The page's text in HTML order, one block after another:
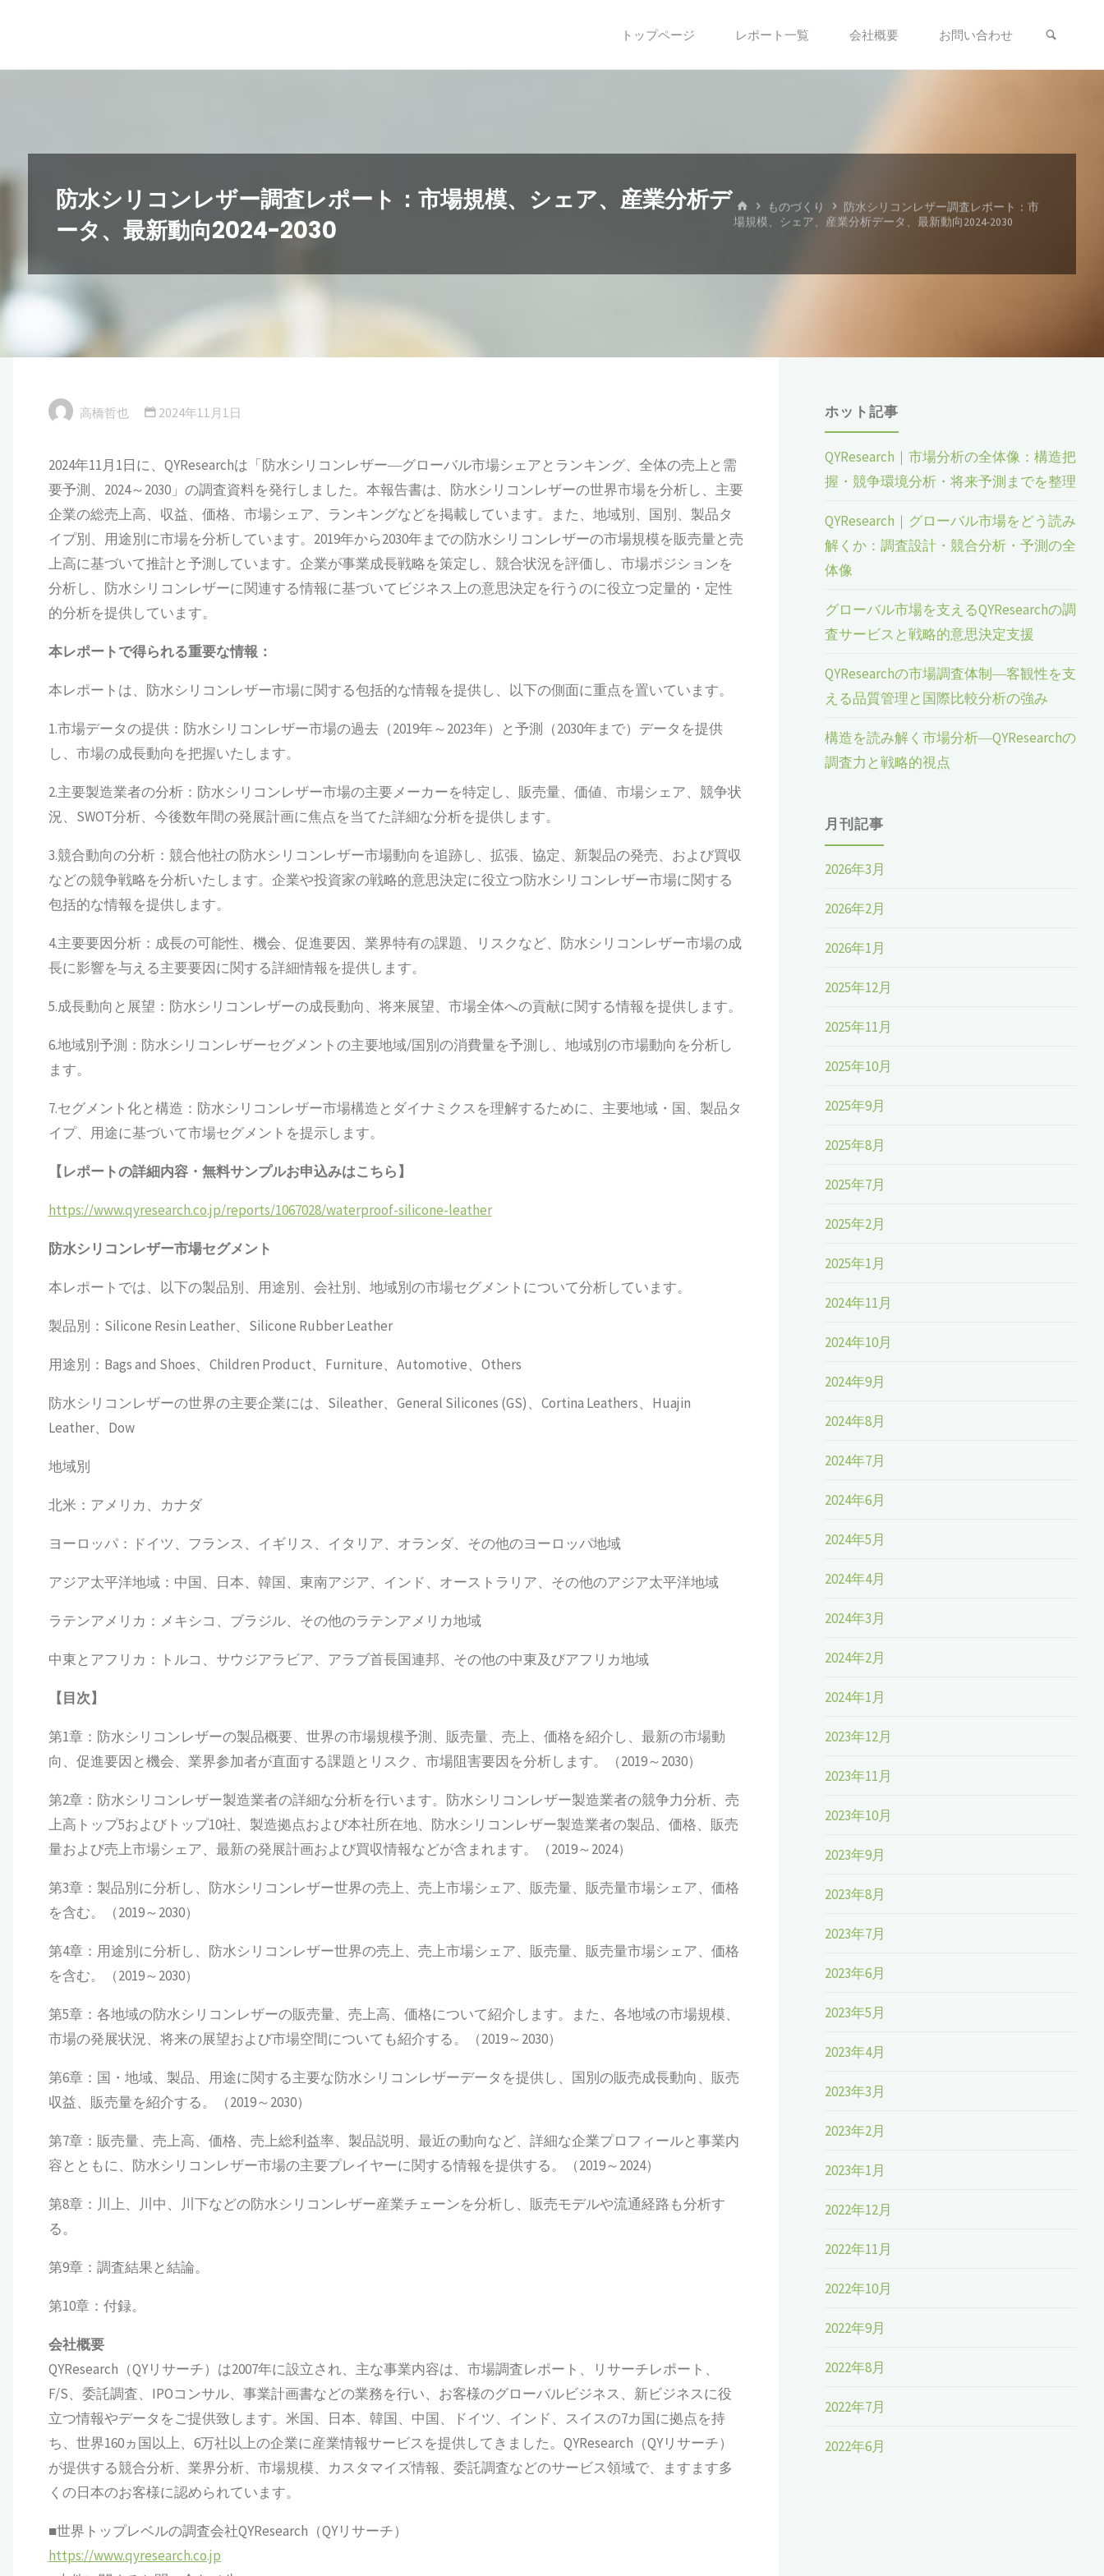
キ
トップページ レポート一覧 会社概要 お問い合わせ
防水シリコンレザー調査レポート：市場規模、シェア、産業分析デ
ータ、最新動向2024-2030
ホ
ー
ものづくり
防水シリコンレザー調査レポート：市
場規模、シェア、産業分析データ、最新動向2024-2030
高橋哲也 2024年11月1日
2024年11月1日に、QYResearchは「防水シリコンレザー―グローバル市場シェアとランキング、全体の売上と需
要予測、2024～2030」の調査資料を発行しました。本報告書は、防水シリコンレザーの世界市場を分析し、主要
企業の総売上高、収益、価格、市場シェア、ランキングなどを掲載しています。また、地域別、国別、製品タ
イプ別、用途別に市場を分析しています。2019年から2030年までの防水シリコンレザーの市場規模を販売量と売
上高に基づいて推計と予測しています。企業が事業成長戦略を策定し、競合状況を評価し、市場ポジションを
分析し、防水シリコンレザーに関連する情報に基づいてビジネス上の意思決定を行うのに役立つ定量的・定性
的分析を提供しています。
本レポートで得られる重要な情報：
本レポートは、防水シリコンレザー市場に関する包括的な情報を提供し、以下の側面に重点を置いています。
1.市場データの提供：防水シリコンレザー市場の過去（2019年～2023年）と予測（2030年まで）データを提供
し、市場の成長動向を把握いたします。
2.主要製造業者の分析：防水シリコンレザー市場の主要メーカーを特定し、販売量、価値、市場シェア、競争状
況、SWOT分析、今後数年間の発展計画に焦点を当てた詳細な分析を提供します。
3.競合動向の分析：競合他社の防水シリコンレザー市場動向を追跡し、拡張、協定、新製品の発売、および買収
などの競争戦略を分析いたします。企業や投資家の戦略的意思決定に役立つ防水シリコンレザー市場に関する
包括的な情報を提供します。
4.主要要因分析：成長の可能性、機会、促進要因、業界特有の課題、リスクなど、防水シリコンレザー市場の成
長に影響を与える主要要因に関する詳細情報を提供します。
5.成長動向と展望：防水シリコンレザーの成長動向、将来展望、市場全体への貢献に関する情報を提供します。
6.地域別予測：防水シリコンレザーセグメントの主要地域/国別の消費量を予測し、地域別の市場動向を分析し
ます。
7.セグメント化と構造：防水シリコンレザー市場構造とダイナミクスを理解するために、主要地域・国、製品タ
イプ、用途に基づいて市場セグメントを提示します。
【レポートの詳細内容・無料サンプルお申込みはこちら】
https://www.qyresearch.co.jp/reports/1067028/waterproof-silicone-leather
防水シリコンレザー市場セグメント
本レポートでは、以下の製品別、用途別、会社別、地域別の市場セグメントについて分析しています。
製品別：Silicone Resin Leather、Silicone Rubber Leather
用途別：Bags and Shoes、Children Product、Furniture、Automotive、Others
防水シリコンレザーの世界の主要企業には、Sileather、General Silicones (GS)、Cortina Leathers、Huajin
Leather、Dow
地域別
北米：アメリカ、カナダ
ヨーロッパ：ドイツ、フランス、イギリス、イタリア、オランダ、その他のヨーロッパ地域
アジア太平洋地域：中国、日本、韓国、東南アジア、インド、オーストラリア、その他のアジア太平洋地域
ラテンアメリカ：メキシコ、ブラジル、その他のラテンアメリカ地域
中東とアフリカ：トルコ、サウジアラビア、アラブ首長国連邦、その他の中東及びアフリカ地域
【目次】
第1章：防水シリコンレザーの製品概要、世界の市場規模予測、販売量、売上、価格を紹介し、最新の市場動
向、促進要因と機会、業界参加者が直面する課題とリスク、市場阻害要因を分析します。（2019～2030）
第2章：防水シリコンレザー製造業者の詳細な分析を行います。防水シリコンレザー製造業者の競争力分析、売
上高トップ5およびトップ10社、製造拠点および本社所在地、防水シリコンレザー製造業者の製品、価格、販売
量および売上市場シェア、最新の発展計画および買収情報などが含まれます。（2019～2024）
第3章：製品別に分析し、防水シリコンレザー世界の売上、売上市場シェア、販売量、販売量市場シェア、価格
を含む。（2019～2030）
第4章：用途別に分析し、防水シリコンレザー世界の売上、売上市場シェア、販売量、販売量市場シェア、価格
を含む。（2019～2030）
第5章：各地域の防水シリコンレザーの販売量、売上高、価格について紹介します。また、各地域の市場規模、
市場の発展状況、将来の展望および市場空間についても紹介する。（2019～2030）
第6章：国・地域、製品、用途に関する主要な防水シリコンレザーデータを提供し、国別の販売成長動向、販売
収益、販売量を紹介する。（2019～2030）
第7章：販売量、売上高、価格、売上総利益率、製品説明、最近の動向など、詳細な企業プロフィールと事業内
容とともに、防水シリコンレザー市場の主要プレイヤーに関する情報を提供する。（2019～2024）
第8章：川上、川中、川下などの防水シリコンレザー産業チェーンを分析し、販売モデルや流通経路も分析す
る。
第9章：調査結果と結論。
第10章：付録。
会社概要
QYResearch（QYリサーチ）は2007年に設立され、主な事業内容は、市場調査レポート、リサーチレポート、
F/S、委託調査、IPOコンサル、事業計画書などの業務を行い、お客様のグローバルビジネス、新ビジネスに役
立つ情報やデータをご提供致します。米国、日本、韓国、中国、ドイツ、インド、スイスの7カ国に拠点を持
ち、世界160ヵ国以上、6万社以上の企業に産業情報サービスを提供してきました。QYResearch（QYリサーチ）
が提供する競合分析、業界分析、市場規模、カスタマイズ情報、委託調査などのサービス領域で、ますます多
くの日本のお客様に認められています。
■世界トップレベルの調査会社QYResearch（QYリサーチ）
https://www.qyresearch.co.jp
ホット記事
QYResearch｜市場分析の全体像：構造把
握・競争環境分析・将来予測までを整理
QYResearch｜グローバル市場をどう読み
解くか：調査設計・競合分析・予測の全
体像
グローバル市場を支えるQYResearchの調
査サービスと戦略的意思決定支援
QYResearchの市場調査体制―客観性を支
える品質管理と国際比較分析の強み
構造を読み解く市場分析―QYResearchの
調査力と戦略的視点
月刊記事
2026年3月
2026年2月
2026年1月
2025年12月
2025年11月
2025年10月
2025年9月
2025年8月
2025年7月
2025年2月
2025年1月
2024年11月
2024年10月
2024年9月
2024年8月
2024年7月
2024年6月
2024年5月
2024年4月
2024年3月
2024年2月
2024年1月
2023年12月
2023年11月
2023年10月
2023年9月
2023年8月
2023年7月
2023年6月
2023年5月
2023年4月
2023年3月
2023年2月
2023年1月
2022年12月
2022年11月
2022年10月
2022年9月
2022年8月
2022年7月
2022年6月